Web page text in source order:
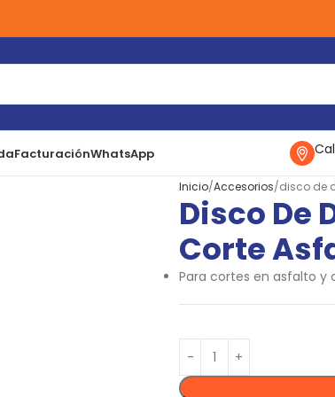
FacturaciónWhatsApp
Inicio Accesorios disco de
Disco De
Corte
Para cortes en asfalto y